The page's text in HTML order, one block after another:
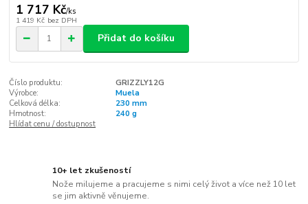
1 717 Kč/ks
1 419 Kč bez DPH
Přidat do košíku
Číslo produktu:
GRIZZLY12G
Výrobce:
Muela
Celková délka:
230 mm
Hmotnost:
240 g
Hlídat cenu / dostupnost
10+ let zkušeností
Nože milujeme a pracujeme s nimi celý život a více než 10 let
se jim aktivně věnujeme.